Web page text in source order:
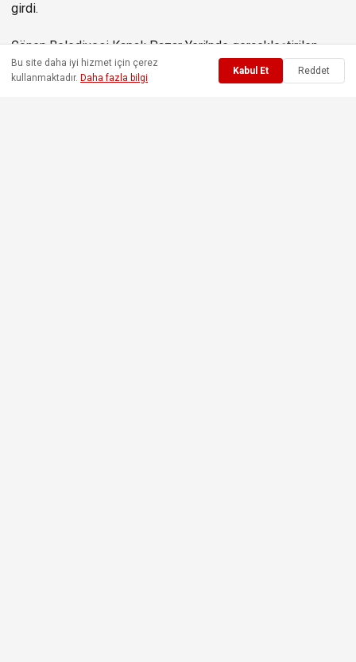
girdi.
Gönen Belediyesi Kapalı Pazar Yeri’nde gerçekleştirilen
görkemli düğün merasimi, bölge siyasetinin önemli
Bu site daha iyi hizmet için çerez
kullanmaktadır. Daha fazla bilgi
Kabul Et Reddet